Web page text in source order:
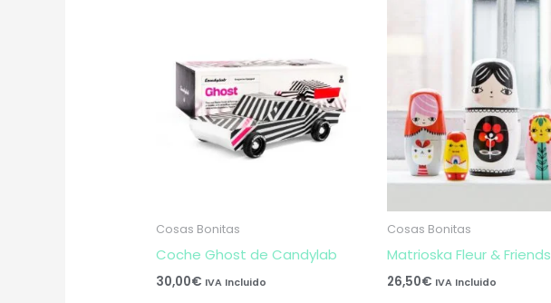
Cosas Bonitas
Coche Ghost de Candylab
30,00€ IVA Incluido
Cosas Bonitas
Matrioska Fleur & Friends
26,50€ IVA Incluido